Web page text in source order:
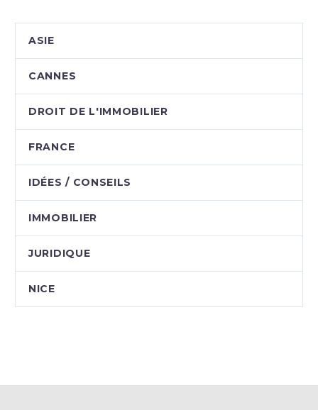
ASIE
CANNES
DROIT DE L'IMMOBILIER
FRANCE
IDÉES / CONSEILS
IMMOBILIER
JURIDIQUE
NICE